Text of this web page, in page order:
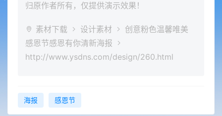
归原作者所有，仅提供演示效果！
素材下载 设计素材
创意粉色温馨唯美
感恩节感恩有你清新海报
http://www.ysdns.com/design/260.html
海报 感恩节